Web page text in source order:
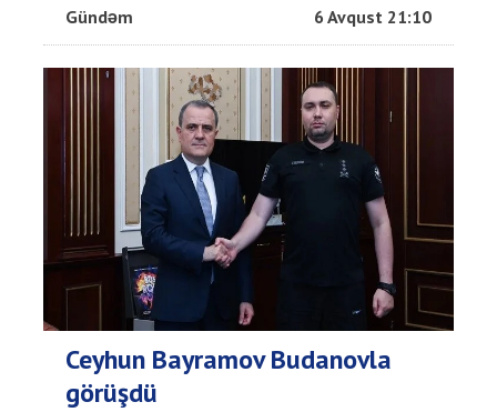
Gündəm 6 Avqust 21:10
Ceyhun Bayramov Budanovla
görüşdü